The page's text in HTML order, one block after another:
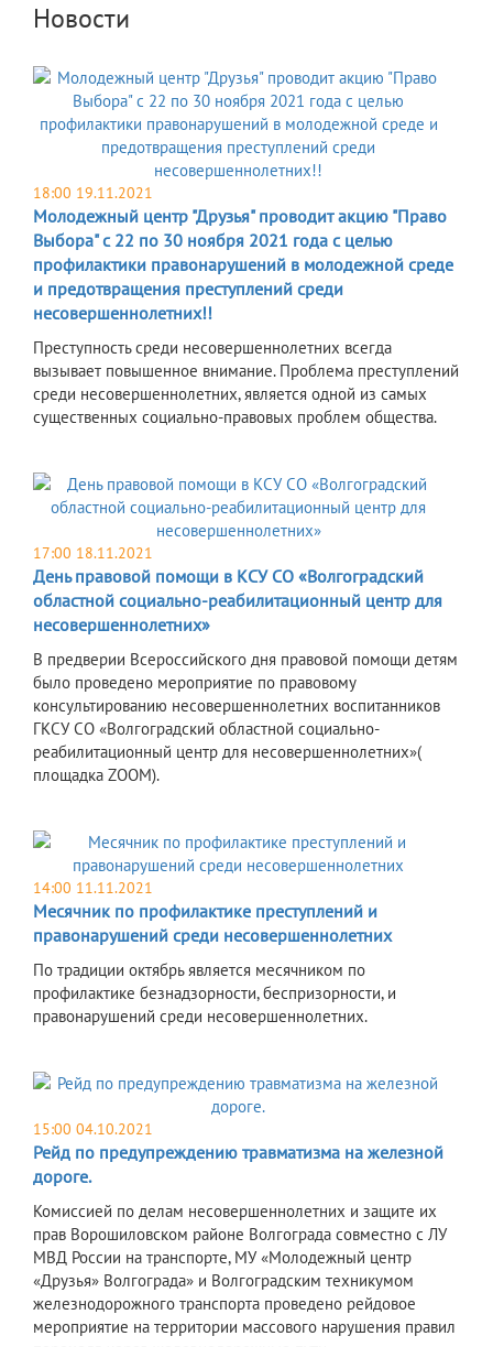
Новости
18:00 19.11.2021
Молодежный центр "Друзья" проводит акцию "Право
Выбора" с 22 по 30 ноября 2021 года с целью
профилактики правонарушений в молодежной среде
и предотвращения преступлений среди
несовершеннолетних!!
Преступность среди несовершеннолетних всегда
вызывает повышенное внимание. Проблема преступлений
среди несовершеннолетних, является одной из самых
существенных социально-правовых проблем общества.
17:00 18.11.2021
День правовой помощи в КСУ СО «Волгоградский
областной социально-реабилитационный центр для
несовершеннолетних»
В предверии Всероссийского дня правовой помощи детям
было проведено мероприятие по правовому
консультированию несовершеннолетних воспитанников
ГКСУ СО «Волгоградский областной социально-
реабилитационный центр для несовершеннолетних»(
площадка ZOOM).
14:00 11.11.2021
Месячник по профилактике преступлений и
правонарушений среди несовершеннолетних
По традиции октябрь является месячником по
профилактике безнадзорности, беспризорности, и
правонарушений среди несовершеннолетних.
15:00 04.10.2021
Рейд по предупреждению травматизма на железной
дороге.
Комиссией по делам несовершеннолетних и защите их
прав Ворошиловском районе Волгограда совместно с ЛУ
МВД России на транспорте, МУ «Молодежный центр
«Друзья» Волгограда» и Волгоградским техникумом
железнодорожного транспорта проведено рейдовое
мероприятие на территории массового нарушения правил